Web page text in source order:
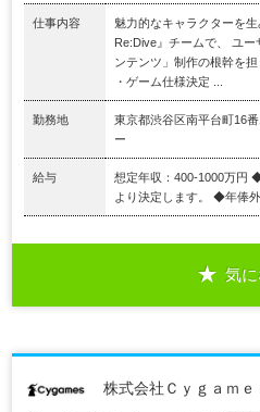
仕事内容
魅力的なキャラクターを
Re:Dive』チームで、 ユ
ンテンツ」制作の根幹を
・ゲーム仕様決定 ...
勤務地
東京都渋谷区南平台町16
ー
給与
想定年収：400-1000万円
より決定します。 ◆年俸外
気
株式会社Ｃｙｇａｍｅ